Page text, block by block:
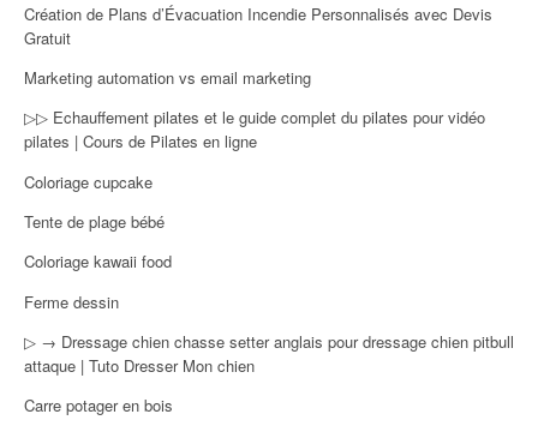
Création de Plans d’Évacuation Incendie Personnalisés avec Devis
Gratuit
Marketing automation vs email marketing
▷▷ Echauffement pilates et le guide complet du pilates pour vidéo
pilates | Cours de Pilates en ligne
Coloriage cupcake
Tente de plage bébé
Coloriage kawaii food
Ferme dessin
▷ → Dressage chien chasse setter anglais pour dressage chien pitbull
attaque | Tuto Dresser Mon chien
Carre potager en bois